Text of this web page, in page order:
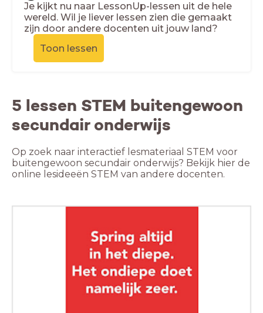
Je kijkt nu naar LessonUp-lessen uit de hele
wereld. Wil je liever lessen zien die gemaakt
zijn door andere docenten uit jouw land?
Toon lessen
5 lessen STEM buitengewoon
secundair onderwijs
Op zoek naar interactief lesmateriaal STEM voor
buitengewoon secundair onderwijs? Bekijk hier de
online lesideeën STEM van andere docenten.